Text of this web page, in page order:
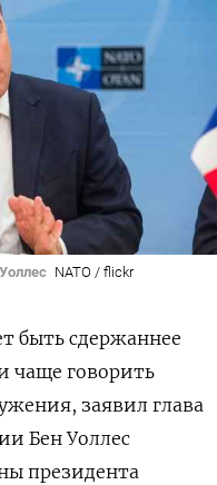
NATO / flickr
быть сдержаннее
чаще говорить
заявил глава
Бен Уоллес
президента